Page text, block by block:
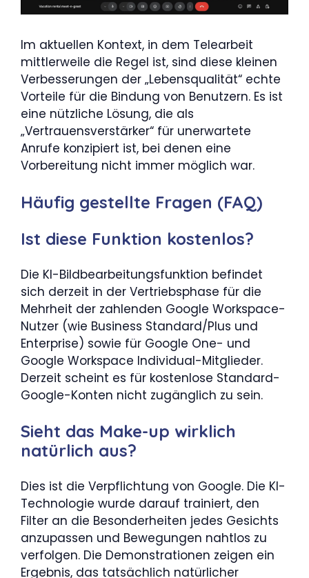
Im aktuellen Kontext, in dem Telearbeit
mittlerweile die Regel ist, sind diese kleinen
Verbesserungen der „Lebensqualität“ echte
Vorteile für die Bindung von Benutzern. Es ist
eine nützliche Lösung, die als
„Vertrauensverstärker“ für unerwartete
Anrufe konzipiert ist, bei denen eine
Vorbereitung nicht immer möglich war.
Häufig gestellte Fragen (FAQ)
Ist diese Funktion kostenlos?
Die KI-Bildbearbeitungsfunktion befindet
sich derzeit in der Vertriebsphase für die
Mehrheit der zahlenden Google Workspace-
Nutzer (wie Business Standard/Plus und
Enterprise) sowie für Google One- und
Google Workspace Individual-Mitglieder.
Derzeit scheint es für kostenlose Standard-
Google-Konten nicht zugänglich zu sein.
Sieht das Make-up wirklich
natürlich aus?
Dies ist die Verpflichtung von Google. Die KI-
Technologie wurde darauf trainiert, den
Filter an die Besonderheiten jedes Gesichts
anzupassen und Bewegungen nahtlos zu
verfolgen. Die Demonstrationen zeigen ein
Ergebnis, das tatsächlich natürlicher